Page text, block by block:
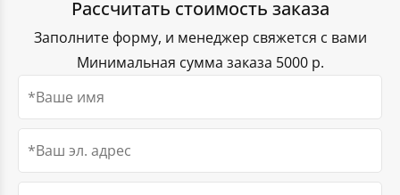
здания.
произвольного дизайна или же выбрать из
имеющихся шаблонов.
Купить флаг города РФ от компании «РУСФЛАГ» —
получить высококачественные изделия,
ориентированные на поднятие авторитета вашей
компании.
Мы гарантируем индивидуальный подход в
реализации ваших проектов.
Рассчитать стоимость заказа
Заполните форму, и менеджер свяжется с вами
Минимальная сумма заказа 5000 р.